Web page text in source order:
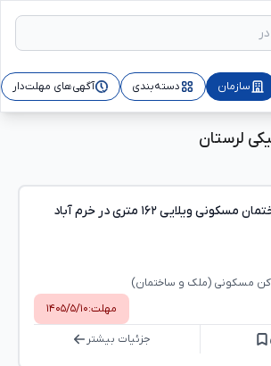
سازمان دسته‌بندی آگهی‌های مهلت‌دار
لرستان
ویلایی ۱۶۲ متری در خرم آباد
مسکونی (ملک و ساختمان)
مهلت:۱۴۰۵/۵/۱۰
جزئیات بیشتر